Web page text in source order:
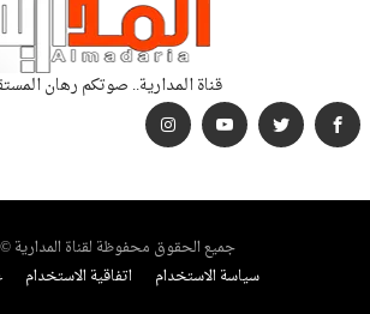
قناة المدارية.. صوتكم رهان
جميع الحقوق محفوظة لقناة المدارية ©
سياسة الاستخدام
اتفاقية الاستخدام